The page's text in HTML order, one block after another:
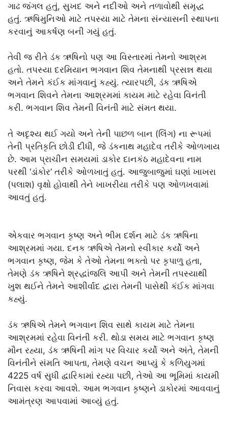
ગાઢ જંગલ હતું, સુખદ અને નદીઓ અને તળાવોથી સમૃદ્ધ
હતું. ઋષિમુનિઓ માટે તપસ્યા માટે તેમના સંન્યાસની સ્થાપના
કરવાનું આકર્ષણ બની ગયું હતું.
તેવી જ રીતે ડંક ઋષિનો પણ આ વિસ્તારમાં તેમનો આશ્રમ
હતો. તપસ્યા દરમિયાન ભગવાન શિવ તેમનાથી પ્રસન્ન થયા
અને તેમને કંઈક માંગવાનું કહ્યું. ત્યારપછી, ડંક ઋષિએ
ભગવાન શિવને તેમના આશ્રમમાં કાયમ માટે રહેવા વિનંતી
કરી. ભગવાન શિવ તેમની વિનંતી માટે સંમત થયા.
તે અદૃશ્ય થઈ ગયો અને તેની પાછળ બાન (લિંગ) ના રૂપમાં
તેની પ્રતિકૃતિ છોડી દીધી, જે ડંકનાથ મહાદેવ તરીકે ઓળખાય
છે. આમ પ્રાચીન સમયમાં ડાકોર દાનકંઠ મહાદેવના નામ
પરથી ‘ડાંકોર’ તરીકે ઓળખાતું હતું. આજુબાજુમાં ઘણાં ખાખરા
(પલાશ) વૃક્ષો હોવાથી તેને ખાખરીયા તરીકે પણ ઓળખવામાં
આવતું હતું.
એકવાર ભગવાન કૃષ્ણ અને ભીમ દર્શન માટે ડંક ઋષિના
આશ્રમમાં ગયા. દનક ઋષિએ તેમનો સ્વીકાર કર્યો અને
ભગવાન કૃષ્ણ, જેમ કે તેઓ તેમના ભક્તો પર કૃપાળુ હતા,
તેમણે ડંક ઋષિને શ્રદ્ધાંજલિ આપી અને તેમની તપસ્યાથી
ખુશ થઈને તેમને આશીર્વાદ દ્વારા તેમની પાસેથી કંઈક માંગવા
કહ્યું.
ડંક ઋષિએ તેમને ભગવાન શિવ સાથે કાયમ માટે તેમના
આશ્રમમાં રહેવા વિનંતી કરી. થોડા સમય માટે ભગવાન કૃષ્ણ
મૌન રહ્યા, ડંક ઋષિની માંગ પર વિચાર કર્યો અને અંતે, તેમની
વિનંતીને સંમતિ આપતા, તેમણે વચન આપ્યું કે કળિયુગમાં
4225 વર્ષ સુધી દ્વારિકામાં રહ્યા પછી, તેઓ આ ભૂમિમાં કાયમી
નિવાસ કરવા આવશે. આમ ભગવાન કૃષ્ણને ડાકોરમાં આવવાનું
આમંત્રણ આપવામાં આવ્યું હતું.